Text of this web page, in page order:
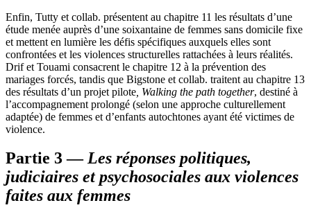
Enfin, Tutty et collab. présentent au chapitre 11 les résultats d’une
étude menée auprès d’une soixantaine de femmes sans domicile fixe
et mettent en lumière les défis spécifiques auxquels elles sont
confrontées et les violences structurelles rattachées à leurs réalités.
Drif et Touami consacrent le chapitre 12 à la prévention des
mariages forcés, tandis que Bigstone et collab. traitent au chapitre 13
des résultats d’un projet pilote , Walking the path together, destiné à
l’accompagnement prolongé (selon une approche culturellement
adaptée) de femmes et d’enfants autochtones ayant été victimes de
violence.
Partie 3 —Les réponses politiques,
judiciaires et psychosociales aux violences
faites aux femmes